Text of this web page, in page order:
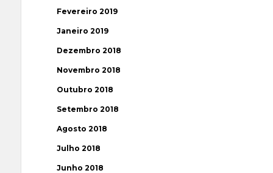
Fevereiro 2019
Janeiro 2019
Dezembro 2018
Novembro 2018
Outubro 2018
Setembro 2018
Agosto 2018
Julho 2018
Junho 2018